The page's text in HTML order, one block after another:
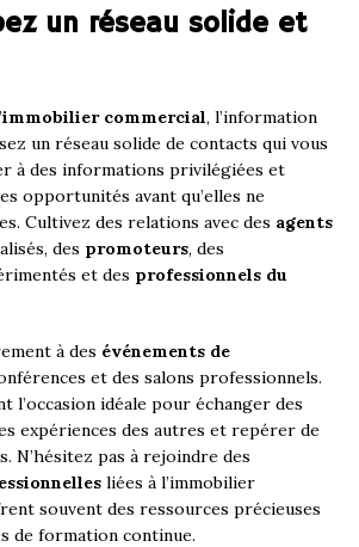
un réseau solide et
immobilier commercial, l’information
un réseau solide de contacts qui vous
à des informations privilégiées et
opportunités avant qu’elles ne
Cultivez des relations avec des agents
des promoteurs, des
et des professionnels du
à des événements de
et des salons professionnels.
l’occasion idéale pour échanger des
expériences des autres et repérer de
N’hésitez pas à rejoindre des
liées à l’immobilier
souvent des ressources précieuses
de formation continue.